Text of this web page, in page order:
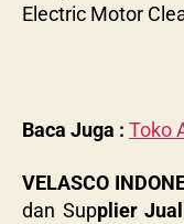
Electric Motor
Baca Juga : Toko
VELASCO
dan Supplier